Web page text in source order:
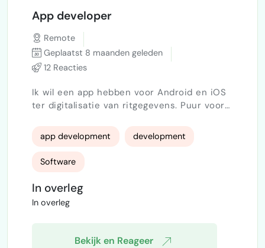
App developer
Remote
Geplaatst 8 maanden geleden
12 Reacties
Ik wil een app hebben voor Android en iOS
ter digitalisatie van ritgegevens. Puur voor
daarin hun begin en eindtijden te noteren
en de begin en eindkilometers op de
bussen waar ze op rijden
app development development
Software
In overleg
In overleg
Bekijk en Reageer